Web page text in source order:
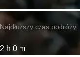
Najdłuższy czas podróży:
2 h 0 m